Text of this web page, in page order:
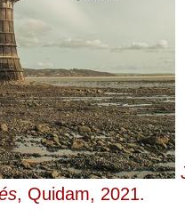
, Quidam, 2021.